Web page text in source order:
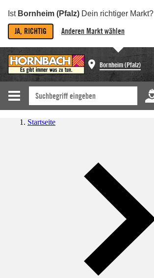
Ist Bornheim (Pfalz) Dein richtiger Markt?
JA, RICHTIG Anderen Markt wählen
Bornheim (Pfalz)
Startseite